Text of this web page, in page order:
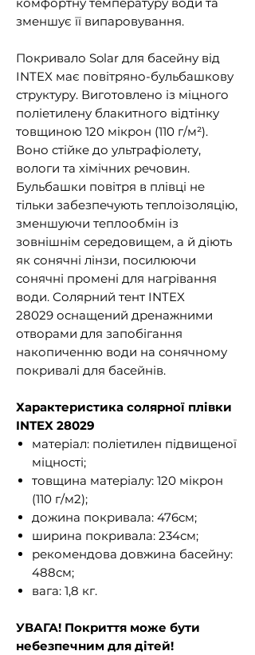
зменшує її випаровування.
Покривало Solar для басейну від
INTEX має повітряно-бульбашкову
структуру. Виготовлено із міцного
поліетилену блакитного відтінку
товщиною 120 мікрон (110 г/м²).
Воно стійке до ультрафіолету,
вологи та хімічних речовин.
Бульбашки повітря в плівці не
тільки забезпечують теплоізоляцію,
зменшуючи теплообмін із
зовнішнім середовищем, а й діють
як сонячні лінзи, посилюючи
сонячні промені для нагрівання
води. Солярний тент INTEX
28029 оснащений дренажними
отворами для запобігання
накопиченню води на сонячному
покривалі для басейнів.
Характеристика солярної плівки
INTEX 28029
матеріал: поліетилен підвищеної
міцності;
товщина матеріалу: 120 мікрон
(110 г/м2);
дожина покривала: 476см;
ширина покривала: 234см;
рекомендова довжина басейну:
488см;
вага: 1,8 кг.
УВАГА! Покриття може бути
небезпечним для дітей!